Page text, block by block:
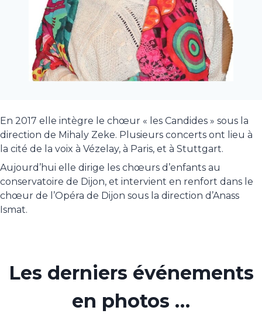
En 2017 elle intègre le chœur « les Candides » sous la
direction de Mihaly Zeke. Plusieurs concerts ont lieu à
la cité de la voix à Vézelay, à Paris, et à Stuttgart.
Aujourd’hui elle dirige les chœurs d’enfants au
conservatoire de Dijon, et intervient en renfort dans le
chœur de l’Opéra de Dijon sous la direction d’Anass
Ismat.
Les derniers événements
en photos …